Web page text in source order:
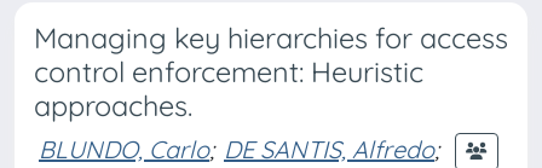
Managing key hierarchies for access
control enforcement: Heuristic
approaches.
BLUNDO, Carlo; DE SANTIS, Alfredo;